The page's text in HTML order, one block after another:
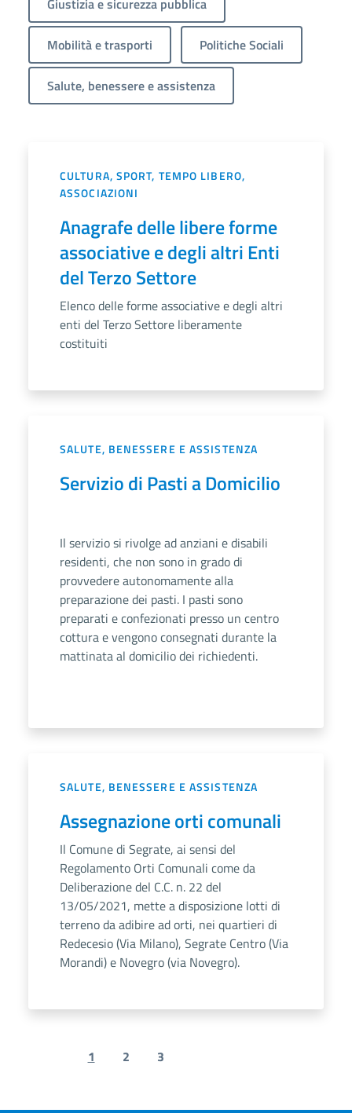
Mobilità e trasporti Politiche Sociali
Salute, benessere e assistenza
CULTURA, SPORT, TEMPO LIBERO,
ASSOCIAZIONI
Anagrafe delle libere forme
associative e degli altri Enti
del Terzo Settore
Elenco delle forme associative e degli altri
enti del Terzo Settore liberamente
costituiti
SALUTE, BENESSERE E ASSISTENZA
Servizio di Pasti a Domicilio
Il servizio si rivolge ad anziani e disabili
residenti, che non sono in grado di
provvedere autonomamente alla
preparazione dei pasti. I pasti sono
preparati e confezionati presso un centro
cottura e vengono consegnati durante la
mattinata al domicilio dei richiedenti.
SALUTE, BENESSERE E ASSISTENZA
Assegnazione orti comunali
Il Comune di Segrate, ai sensi del
Regolamento Orti Comunali come da
Deliberazione del C.C. n. 22 del
13/05/2021, mette a disposizione lotti di
terreno da adibire ad orti, nei quartieri di
Redecesio (Via Milano), Segrate Centro (Via
Morandi) e Novegro (via Novegro).
Previous page
1 2 3